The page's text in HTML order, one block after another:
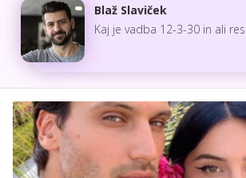
Blaž Slaviček
Kaj je vadba 12-3-30 in ali